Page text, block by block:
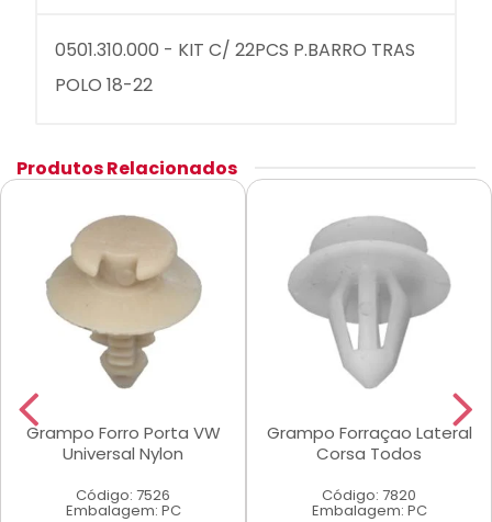
0501.310.000 - KIT C/ 22PCS P.BARRO TRAS
POLO 18-22
Produtos Relacionados
Grampo Forro Porta VW
Universal Nylon
Código: 7526
Embalagem: PC
Grampo Forraçao Lateral
Corsa Todos
Código: 7820
Embalagem: PC